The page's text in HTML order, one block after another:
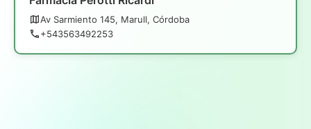
Av Sarmiento 145, Marull, Córdoba
+543563492253